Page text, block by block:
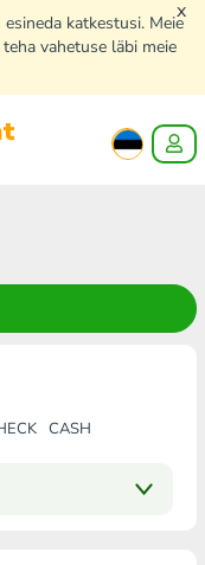
katkestusi. Meie
vahetuse läbi meie
x
CASH